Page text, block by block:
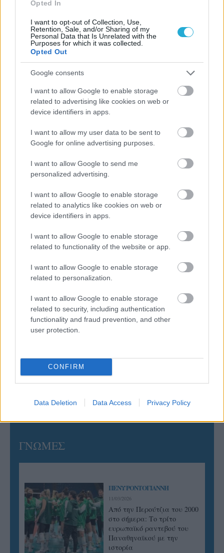
Opted In
I want to opt-out of Collection, Use,
Retention, Sale, and/or Sharing of my
Personal Data that Is Unrelated with the
Purposes for which it was collected.
Opted Out
Google consents
I want to allow Google to enable storage
related to advertising like cookies on web or
device identifiers in apps.
I want to allow my user data to be sent to
Google for online advertising purposes.
I want to allow Google to send me
personalized advertising.
I want to allow Google to enable storage
related to analytics like cookies on web or
device identifiers in apps.
I want to allow Google to enable storage
related to functionality of the website or app.
I want to allow Google to enable storage
related to personalization.
I want to allow Google to enable storage
related to security, including authentication
functionality and fraud prevention, and other
user protection.
CONFIRM
Data Deletion Data Access Privacy Policy
ΡΟΗ ΕΙΔΗΣΕΩΝ
06/08/2026
στην Ιταλία Β’
06/08/2026
Η FIVB σχεδιάζει να διοργανώσει το Παγκόσμιο
06/08/2026
με τον «Ιπτάμενο Ολλανδό» Βίλτενμπουργκ
05/08/2026
Ισόπαλο το πρωτο φιλικό τεστ της Εθνικής στο
05/08/2026
Προς στρατηγική συνεργασία ΠΑΣΑΠΠ και
Πανεπιστημίου Πατρών
Πρώτο δυνατό τεστ της Εθνικής Γυναικών επί ιταλικού
εδάφους με Σουηδία
ΓΝΩΜΕΣ
ΠΕΝΥ ΡΟΝΤΟΓΙΑΝΝΗ
11/03/2026
Από την Περούτζια του 2000
στο σήμερα: Tο τρίτο
ευρωπαϊκό ραντεβού του
Παναθηναϊκού με την
ιστορία